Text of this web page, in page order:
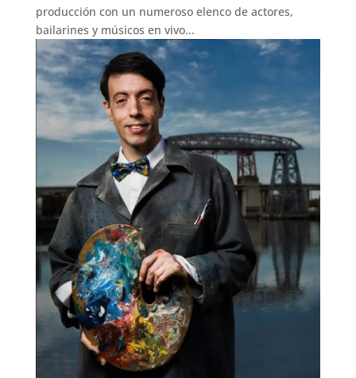
producción con un numeroso elenco de actores,
bailarines y músicos en vivo...